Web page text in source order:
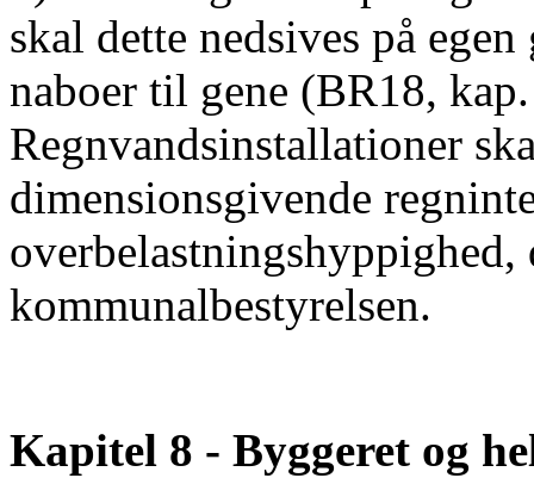
skal dette nedsives på
naboer til gene (BR18,
Regnvandsinstallationer
dimensionsgivende
overbelastningshyppighed,
kommunalbestyrelsen.
Kapitel 8 - Byggeret og